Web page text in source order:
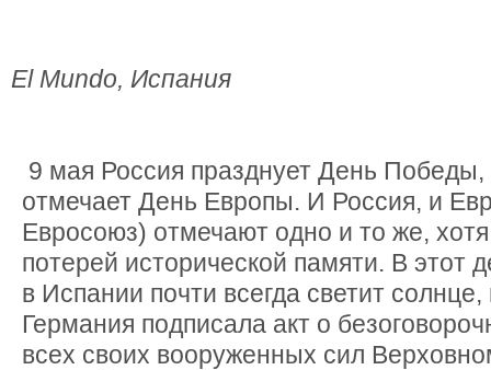
El Mundo, Испания
9 мая Россия празднует День
отмечает День Европы. И Россия, и
Евросоюз) отмечают одно и то же,
потерей исторической памяти. В этот
в Испании почти всегда светит солнце,
Германия подписала акт о
всех своих вооруженных сил